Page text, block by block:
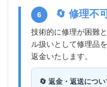
6 🔄 修理不
技術的に修理が困難
ル扱いとして修理品
返金いたします。
🔄 返金・返送につい